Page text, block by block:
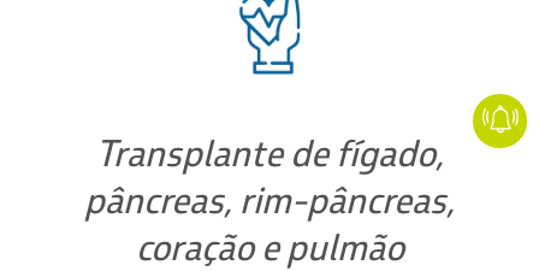
Transplante de fígado,
pâncreas, rim-pâncreas,
coração e pulmão